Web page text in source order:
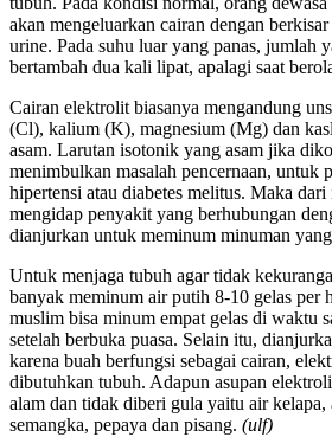
akan mengeluarkan cairan dengan
urine. Pada suhu luar yang panas, jumlah
bertambah dua kali lipat, apalagi saat
Cairan elektrolit biasanya mengandung
(Cl), kalium (K), magnesium (Mg) dan
asam. Larutan isotonik yang asam jika
menimbulkan masalah pencernaan, untuk
hipertensi atau diabetes melitus. Maka
mengidap penyakit yang berhubungan
dianjurkan untuk meminum minuman
Untuk menjaga tubuh agar tidak
banyak meminum air putih 8-10 gelas per
muslim bisa minum empat gelas di waktu
setelah berbuka puasa. Selain itu,
karena buah berfungsi sebagai cairan,
dibutuhkan tubuh. Adapun asupan
alam dan tidak diberi gula yaitu air kelapa,
semangka, pepaya dan pisang. (ulf)